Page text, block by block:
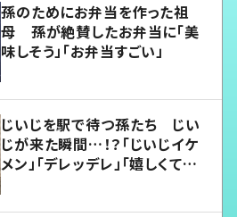
孫のためにお弁当を作った祖
母 孫が絶賛したお弁当に「美
味しそう」「お弁当すごい」
じいじを駅で待つ孫たち じい
じが来た瞬間…！？「じいじイケ
メン」「デレッデレ」「嬉しくて可